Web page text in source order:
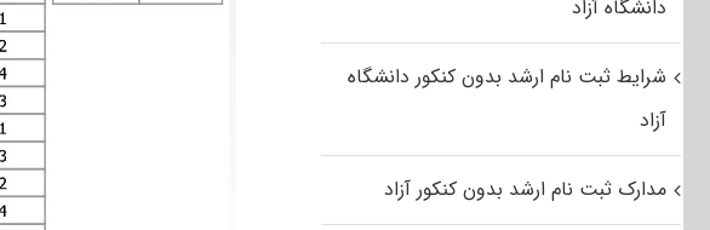
دانشگاه آزاد
شرایط ثبت نام ارشد بدون کنکور دانشگاه
آزاد
مدارک ثبت نام ارشد بدون کنکور آزاد